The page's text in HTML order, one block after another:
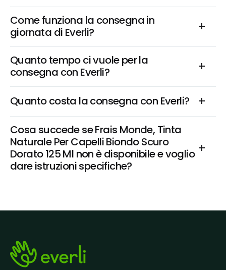
Come funziona la consegna in
giornata di Everli?
Quanto tempo ci vuole per la
consegna con Everli?
Quanto costa la consegna con Everli?
Cosa succede se Frais Monde, Tinta
Naturale Per Capelli Biondo Scuro
Dorato 125 Ml non è disponibile e voglio
dare istruzioni specifiche?